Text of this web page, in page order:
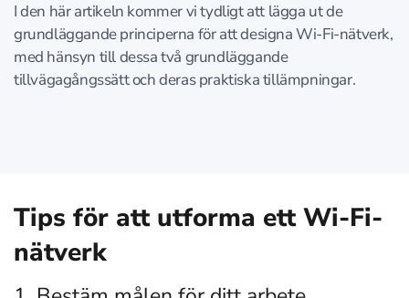
I den här artikeln kommer vi tydligt att lägga ut de
grundläggande principerna för att designa Wi-Fi-nätverk,
med hänsyn till dessa två grundläggande
tillvägagångssätt och deras praktiska tillämpningar.
Tips för att utforma ett Wi-Fi-
nätverk